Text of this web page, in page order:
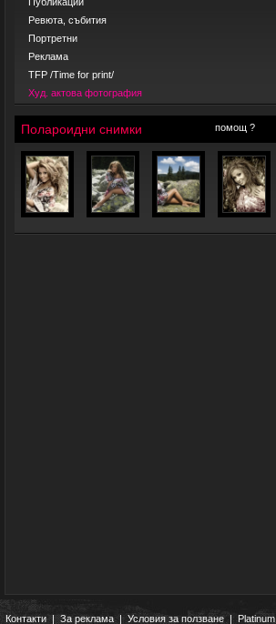
Ревюта, събития
Портретни
Реклама
TFP /Time for print/
Худ. актова фотография
Полароидни снимки помощ ?
Контакти|За реклама | Условия за ползване | Platinum